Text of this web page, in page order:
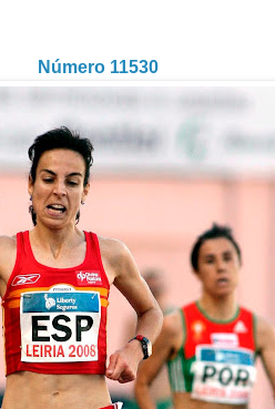
Número 11530